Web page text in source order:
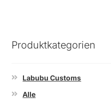
Produktkategorien
Labubu Customs
Alle